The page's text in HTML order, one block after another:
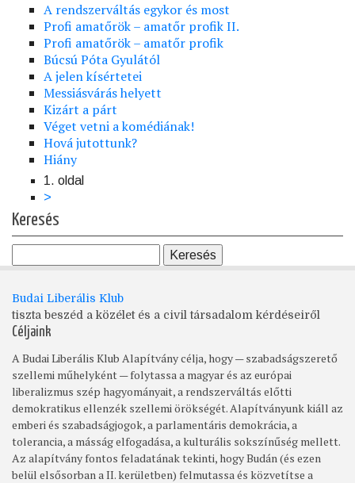
A rendszerváltás egykor és most
Profi amatőrök – amatőr profik II.
Profi amatőrök – amatőr profik
Búcsú Póta Gyulától
A jelen kísértetei
Messiásvárás helyett
Kizárt a párt
Véget vetni a komédiának!
Hová jutottunk?
Hiány
Oldalszámozás
1. oldal
Következő
oldal
>
Keresés
Budai Liberális Klub
tiszta beszéd a közélet és a civil társadalom kérdéseiről
Céljaink
A Budai Liberális Klub Alapítvány célja, hogy — szabadságszerető
szellemi műhelyként — folytassa a magyar és az európai
liberalizmus szép hagyományait, a rendszerváltás előtti
demokratikus ellenzék szellemi örökségét. Alapítványunk kiáll az
emberi és szabadságjogok, a parlamentáris demokrácia, a
tolerancia, a másság elfogadása, a kulturális sokszínűség mellett.
Az alapítvány fontos feladatának tekinti, hogy Budán (és ezen
belül elsősorban a II. kerületben) felmutassa és közvetítse a